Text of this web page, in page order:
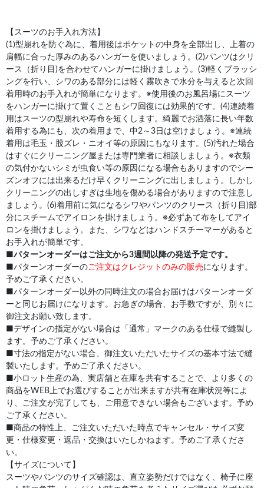
【スーツのお手入れ方法】
(1)型崩れを防ぐ為に、着用後はポケットの中身を全部出し、上着の
肩幅に合った厚みのあるハンガーを使いましょう。(2)パンツはクリ
ース（折り目)を合わせてハンガーに掛けましょう。(3)軽くブラッシ
ングを行い、シワのある部分には軽く霧吹きで水分を与えると次回
着用時のお手入れが簡単になります。※使用後のお風呂場にスーツ
をハンガーに掛けて置くこともシワ回復には効果的です。(4)連続着
用はスーツの型崩れや寿命を短くします。綺麗でお洒落に長い年数
着用する為にも、次の着用まで、中2～3日は空けましょう。※連続
着用は毛玉・股ズレ・ニオイ等の原因にもなります。(5)汚れた場合
はすぐにクリーニング屋または専門業者に相談しましょう。※衣類
の気付かないシミが虫食い等の原因になる場合もありますのでシー
ズンオフには出来るだけ早くクリーニングに出しましょう。しかし
クリーニングの出しすぎは生地を傷める場合がありますので注意し
ましょう。(6)着用前に気になるシワやパンツのクリース（折り目)部
分にスチームでアイロンを掛けましょう。※必ずあて布をしてアイ
ロンを掛けましょう。また、シワなどはハンドスチーマーがあると
お手入れが簡単です。
パターンオーダーはご注文から3週間以降の発送予定です。
■パターンオーダーのご注文はクレジットのみの販売になります。
予めご了承ください。
■パターンオーダー以外の同時注文の場合お届けはパターンオーダ
ーと同じお届けになります。お急ぎの場合、お手数ですが、別々に
御注文お願い致します。
■デザインの指定がない場合は「通常」マークのある仕様で縫製し
ます。予めご了承ください。
■寸法の指定がない場合、御注文いただいたサイズの基本寸法で縫
製いたします。予めご了承ください。
■小ロット生産の為、実店舗と在庫を共有することで、より多くの
商品をWEB上でお選びすることが出来ますが共有在庫状況等によ
り、ご注文が完了しても、ご用意できない場合もございます。予め
ご了承ください。
■商品の特性上、ご注文いただいた時点でキャンセル・サイズ変
更・仕様変更・返品・交換はいたしかねます。予めご了承くださ
い。
【サイズについて】
スーツやパンツのサイズ確認は、直立姿勢だけではなく、椅子に座